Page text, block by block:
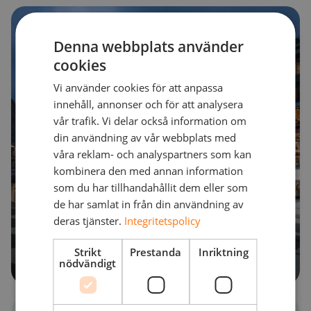
Denna webbplats använder
cookies
Vi använder cookies för att anpassa
innehåll, annonser och för att analysera
vår trafik. Vi delar också information om
din användning av vår webbplats med
våra reklam- och analyspartners som kan
kombinera den med annan information
som du har tillhandahållit dem eller som
de har samlat in från din användning av
deras tjänster. Integritetspolicy
Strikt
nödvändigt
Prestanda Inriktning